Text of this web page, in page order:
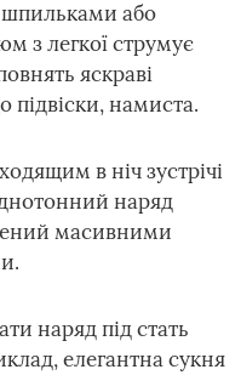
шпильками або
з легкої струмує
яскраві
підвіски, намиста.
в ніч зустрічі
наряд
масивними
наряд під стать
елегантна сукня